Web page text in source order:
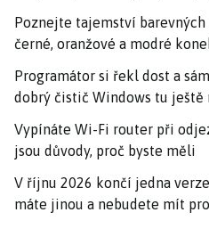
Poznejte tajemství barevných
černé, oranžové a modré
Programátor si řekl dost a
dobrý čistič Windows tu ještě
Vypínáte Wi-Fi router při
jsou důvody, proč byste měli
V říjnu 2026 končí jedna
máte jinou a nebudete mít